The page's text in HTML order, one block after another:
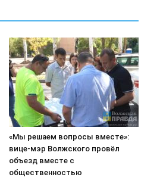
«Мы решаем вопросы вместе»:
вице-мэр Волжского провёл
объезд вместе с
общественностью